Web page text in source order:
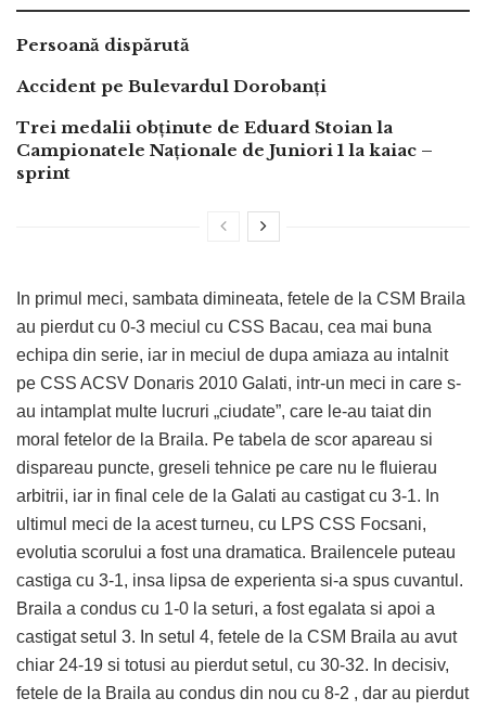
Persoană dispărută
Accident pe Bulevardul Dorobanți
Trei medalii obținute de Eduard Stoian la
Campionatele Naționale de Juniori 1 la kaiac –
sprint
In primul meci, sambata dimineata, fetele de la CSM Braila
au pierdut cu 0-3 meciul cu CSS Bacau, cea mai buna
echipa din serie, iar in meciul de dupa amiaza au intalnit
pe CSS ACSV Donaris 2010 Galati, intr-un meci in care s-
au intamplat multe lucruri „ciudate”, care le-au taiat din
moral fetelor de la Braila. Pe tabela de scor apareau si
dispareau puncte, greseli tehnice pe care nu le fluierau
arbitrii, iar in final cele de la Galati au castigat cu 3-1. In
ultimul meci de la acest turneu, cu LPS CSS Focsani,
evolutia scorului a fost una dramatica. Brailencele puteau
castiga cu 3-1, insa lipsa de experienta si-a spus cuvantul.
Braila a condus cu 1-0 la seturi, a fost egalata si apoi a
castigat setul 3. In setul 4, fetele de la CSM Braila au avut
chiar 24-19 si totusi au pierdut setul, cu 30-32. In decisiv,
fetele de la Braila au condus din nou cu 8-2 , dar au pierdut